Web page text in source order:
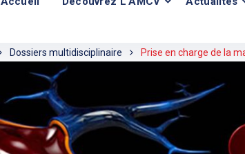
Dossiers multidisciplinaire Prise en charge de la